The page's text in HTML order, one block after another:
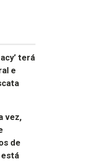
terá
e
vez,
de